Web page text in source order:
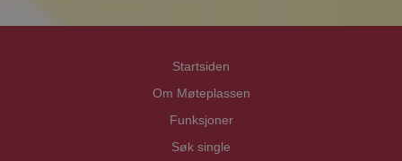
Startsiden
Om Møteplassen
Funksjoner
Søk single